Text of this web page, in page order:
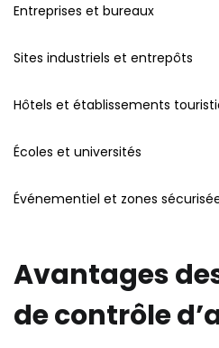
Entreprises et bureaux
Sites industriels et entrepôts
Hôtels et établissements
Écoles et universités
Événementiel et zones
Avantages
de contrôle